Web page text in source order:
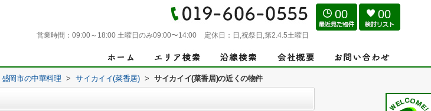
営業時間： 09:00～18:00 土曜日のみ09:00〜14:00 定休日： 日,祝祭日,第2.4.5土曜日
00 00
盛岡市の中華料理 > サイカイイ(菜香居) > サイカイイ(菜香居)の近くの物件